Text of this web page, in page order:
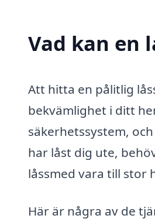
Vad kan en
Att hitta en pålitlig
bekvämlighet i ditt
säkerhetssystem,
har låst dig ute,
låssmed vara till stor
Här är några av de